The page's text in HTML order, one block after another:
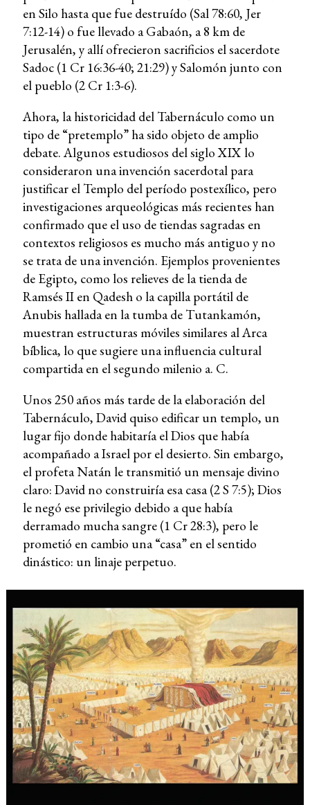
en Silo hasta que fue destruído (Sal 78:60, Jer
7:12-14) o fue llevado a Gabaón, a 8 km de
Jerusalén, y allí ofrecieron sacrificios el sacerdote
Sadoc (1 Cr 16:36-40; 21:29) y Salomón junto con
el pueblo (2 Cr 1:3-6).
Ahora, la historicidad del Tabernáculo como un
tipo de “pretemplo” ha sido objeto de amplio
debate. Algunos estudiosos del siglo XIX lo
consideraron una invención sacerdotal para
justificar el Templo del período postexílico, pero
investigaciones arqueológicas más recientes han
confirmado que el uso de tiendas sagradas en
contextos religiosos es mucho más antiguo y no
se trata de una invención. Ejemplos provenientes
de Egipto, como los relieves de la tienda de
Ramsés II en Qadesh o la capilla portátil de
Anubis hallada en la tumba de Tutankamón,
muestran estructuras móviles similares al Arca
bíblica, lo que sugiere una influencia cultural
compartida en el segundo milenio a. C.
Unos 250 años más tarde de la elaboración del
Tabernáculo, David quiso edificar un templo, un
lugar fijo donde habitaría el Dios que había
acompañado a Israel por el desierto. Sin embargo,
el profeta Natán le transmitió un mensaje divino
claro: David no construiría esa casa (2 S 7:5); Dios
le negó ese privilegio debido a que había
derramado mucha sangre (1 Cr 28:3), pero le
prometió en cambio una “casa” en el sentido
dinástico: un linaje perpetuo.